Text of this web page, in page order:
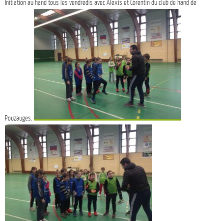
Initiation au hand tous les vendredis avec Alexis et Corentin du club de hand de
Pouzauges.